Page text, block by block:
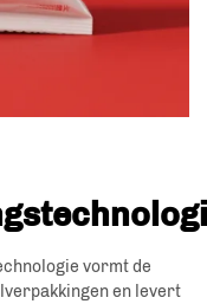
vormt de
en levert